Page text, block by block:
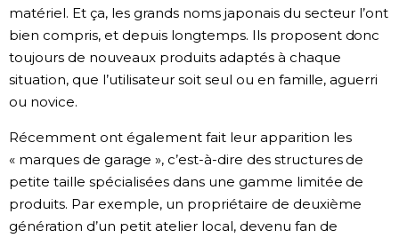
matériel. Et ça, les grands noms japonais du secteur l’ont
bien compris, et depuis longtemps. Ils proposent donc
toujours de nouveaux produits adaptés à chaque
situation, que l’utilisateur soit seul ou en famille, aguerri
ou novice.
Récemment ont également fait leur apparition les
« marques de garage », c’est-à-dire des structures de
petite taille spécialisées dans une gamme limitée de
produits. Par exemple, un propriétaire de deuxième
génération d’un petit atelier local, devenu fan de